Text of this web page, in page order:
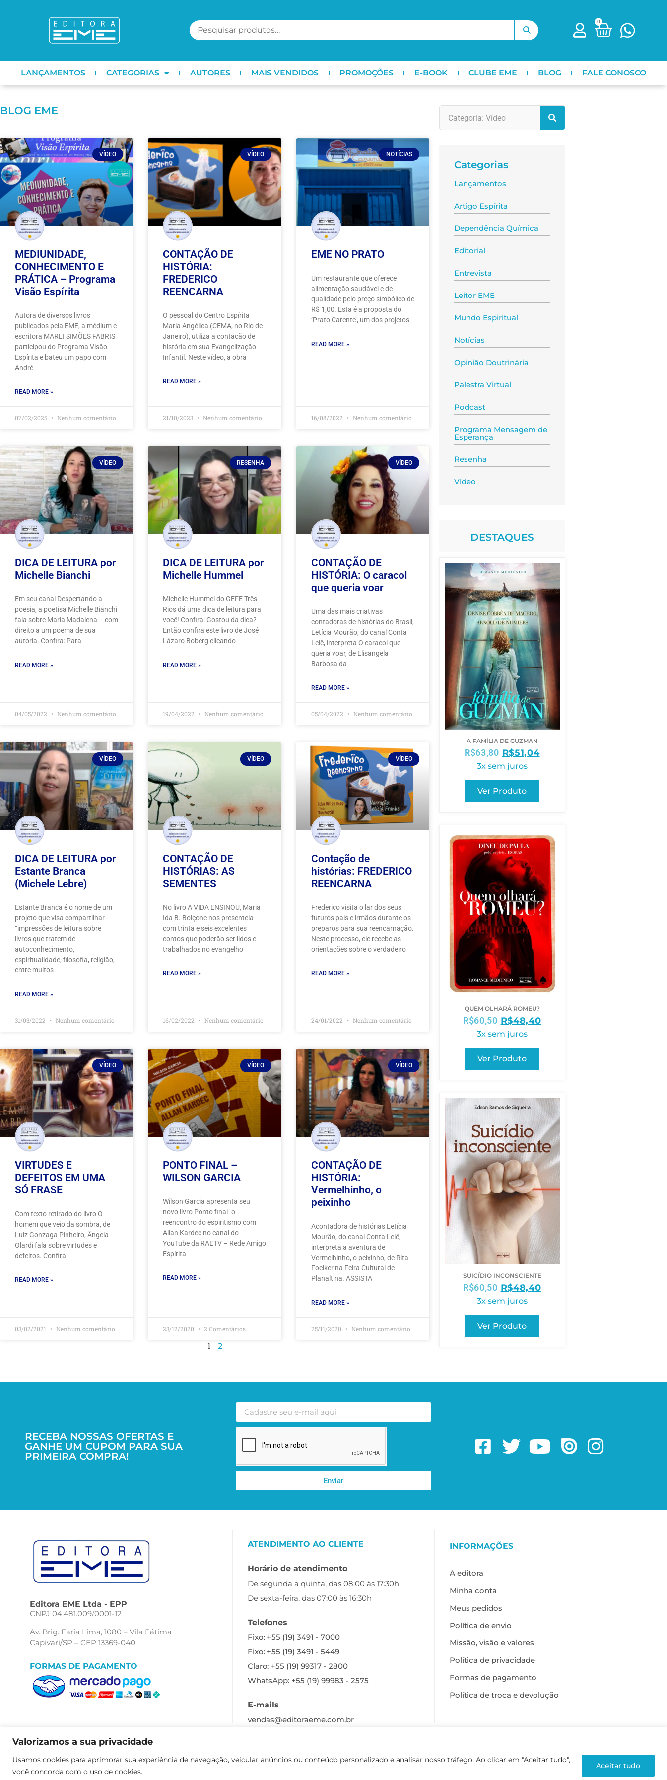
Valorizamos a sua privacidade
Usamos cookies para aprimorar sua experiência de navegação, veicular anúncios ou conteúdo personalizado e analisar nosso tráfego. Ao clicar em "Aceitar tudo",
você concorda com o uso de cookies.
Aceitar tudo
0
LANÇAMENTOS CATEGORIAS AUTORES MAIS VENDIDOS PROMOÇÕES E-BOOK CLUBE EME BLOG FALE CONOSCO
BLOG EME
VÍDEO
MEDIUNIDADE,
CONHECIMENTO E
PRÁTICA – Programa
Visão Espírita
Autora de diversos livros
publicados pela EME, a médium e
escritora MARLI SIMÕES FABRIS
participou do Programa Visão
Espírita e bateu um papo com
André
READ MORE »
07/02/2025 Nenhum comentário
VÍDEO
CONTAÇÃO DE
HISTÓRIA:
FREDERICO
REENCARNA
O pessoal do Centro Espírita
Maria Angélica (CEMA, no Rio de
Janeiro), utiliza a contação de
história em sua Evangelização
Infantil. Neste vídeo, a obra
READ MORE »
21/10/2023 Nenhum comentário
NOTÍCIAS
EME NO PRATO
Um restaurante que oferece
alimentação saudável e de
qualidade pelo preço simbólico de
R$ 1,00. Esta é a proposta do
‘Prato Carente’, um dos projetos
READ MORE »
16/08/2022 Nenhum comentário
VÍDEO
DICA DE LEITURA por
Michelle Bianchi
Em seu canal Despertando a
poesia, a poetisa Michelle Bianchi
fala sobre Maria Madalena – com
direito a um poema de sua
autoria. Confira: Para
READ MORE »
04/05/2022 Nenhum comentário
RESENHA
DICA DE LEITURA por
Michelle Hummel
Michelle Hummel do GEFE Três
Rios dá uma dica de leitura para
você! Confira: Gostou da dica?
Então confira este livro de José
Lázaro Boberg clicando
READ MORE »
19/04/2022 Nenhum comentário
VÍDEO
CONTAÇÃO DE
HISTÓRIA: O caracol
que queria voar
Uma das mais criativas
contadoras de histórias do Brasil,
Letícia Mourão, do canal Conta
Lelê, interpreta O caracol que
queria voar, de Elisangela
Barbosa da
READ MORE »
05/04/2022 Nenhum comentário
VÍDEO
DICA DE LEITURA por
Estante Branca
(Michele Lebre)
Estante Branca é o nome de um
projeto que visa compartilhar
“impressões de leitura sobre
livros que tratem de
autoconhecimento,
espiritualidade, filosofia, religião,
entre muitos
READ MORE »
31/03/2022 Nenhum comentário
VÍDEO
CONTAÇÃO DE
HISTÓRIAS: AS
SEMENTES
No livro A VIDA ENSINOU, Maria
Ida B. Bolçone nos presenteia
com trinta e seis excelentes
contos que poderão ser lidos e
trabalhados no evangelho
READ MORE »
16/02/2022 Nenhum comentário
VÍDEO
Contação de
histórias: FREDERICO
REENCARNA
Frederico visita o lar dos seus
futuros pais e irmãos durante os
preparos para sua reencarnação.
Neste processo, ele recebe as
orientações sobre o verdadeiro
READ MORE »
24/01/2022 Nenhum comentário
VÍDEO
VIRTUDES E
DEFEITOS EM UMA
SÓ FRASE
Com texto retirado do livro O
homem que veio da sombra, de
Luiz Gonzaga Pinheiro, Ângela
Olardi fala sobre virtudes e
defeitos. Confira:
READ MORE »
03/02/2021 Nenhum comentário
VÍDEO
PONTO FINAL –
WILSON GARCIA
Wilson Garcia apresenta seu
novo livro Ponto final- o
reencontro do espiritismo com
Allan Kardec no canal do
YouTube da RAETV – Rede Amigo
Espírita
READ MORE »
23/12/2020 2 Comentários
VÍDEO
CONTAÇÃO DE
HISTÓRIA:
Vermelhinho, o
peixinho
Acontadora de histórias Letícia
Mourão, do canal Conta Lelê,
interpreta a aventura de
Vermelhinho, o peixinho, de Rita
Foelker na Feira Cultural de
Planaltina. ASSISTA
READ MORE »
25/11/2020 Nenhum comentário
1 2
Categorias
Lançamentos
Artigo Espírita
Dependência Química
Editorial
Entrevista
Leitor EME
Mundo Espiritual
Notícias
Opinião Doutrinária
Palestra Virtual
Podcast
Programa Mensagem de
Esperança
Resenha
Vídeo
DESTAQUES
A FAMÍLIA DE GUZMAN
R$63,80 R$51,04
3x sem juros
Ver Produto
QUEM OLHARÁ ROMEU?
R$60,50 R$48,40
3x sem juros
Ver Produto
SUICÍDIO INCONSCIENTE
R$60,50 R$48,40
3x sem juros
Ver Produto
RECEBA NOSSAS OFERTAS E
GANHE UM CUPOM PARA SUA
PRIMEIRA COMPRA!
Enviar
Editora EME Ltda - EPP
CNPJ 04.481.009/0001-12
Av. Brig. Faria Lima, 1080 – Vila Fátima
Capivari/SP – CEP 13369-040
FORMAS DE PAGAMENTO
ATENDIMENTO AO CLIENTE
Horário de atendimento
De segunda a quinta, das 08:00 às 17:30h
De sexta-feira, das 07:00 às 16:30h
Telefones
Fixo: +55 (19) 3491 - 7000
Fixo: +55 (19) 3491 - 5449
Claro: +55 (19) 99317 - 2800
WhatsApp: +55 (19) 99983 - 2575
E-mails
vendas@editoraeme.com.br
INFORMAÇÕES
A editora
Minha conta
Meus pedidos
Política de envio
Missão, visão e valores
Política de privacidade
Formas de pagamento
Política de troca e devolução